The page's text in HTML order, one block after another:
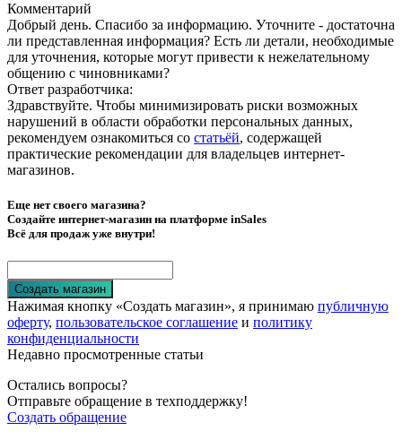
Комментарий
Добрый день. Спасибо за информацию. Уточните - достаточна
ли представленная информация? Есть ли детали, необходимые
для уточнения, которые могут привести к нежелательному
общению с чиновниками?
Ответ разработчика:
Здравствуйте. Чтобы минимизировать риски возможных
нарушений в области обработки персональных данных,
рекомендуем ознакомиться со статьёй, содержащей
практические рекомендации для владельцев интернет-
магазинов.
Еще нет своего магазина?
Создайте интернет-магазин на платформе inSales
Всё для продаж уже внутри!
Создать магазин
Нажимая кнопку «Создать магазин», я принимаю публичную
оферту, пользовательское соглашение и политику
конфиденциальности
Недавно просмотренные статьи
Остались вопросы?
Отправьте обращение в техподдержку!
Создать обращение